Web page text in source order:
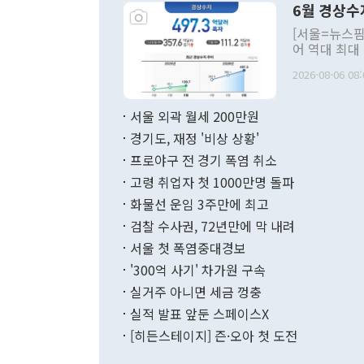
주의적 희망
관의 대북
관 부처 장
관의 무리한
다. [정동영 통일부 장관이 지난달 23일 오후 서울 종로구 정부서울청사에
무너졌다고
함께 4자 대
"우리의 선
6월 경상
[서울=뉴스
어 역대 최
료=한국은행] 한국은행이 6일 발표한 '2026년 6월 국제수지(잠정)'
며 월간 기
196.9% 급
수출은
기록했지만
로 전환됐다.
2026-08-06
서울 외곽 월세 200만원
경기도, 재정 '비상 상황'
프로야구 전 경기 폭염 취소
고령 취업자 첫 1000만명 돌파
화물선 운임 3주만에 최고
검찰 수사권, 72년만에 막 내려
서울 첫 폭염중대경보
'300억 사기' 차가원 구속
실거주 아니면 세금 껑충
실적 발표 앞둔 스페이스X
[히든스테이지] 즌·오아 첫 도전